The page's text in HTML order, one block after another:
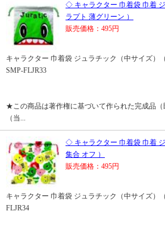
◇ キャラクター 巾着袋 巾着
ラプト 薄グリーン ）
販売価格：495円
キャラクター 巾着袋 ジュラチック（中サイズ）
SMP-FLJR33
★この商品は著作権に基づいて作られた完成品（
（当...
◇ キャラクター 巾着袋 巾着
集合 オフ ）
販売価格：495円
キャラクター 巾着袋 ジュラチック（中サイズ）
FLJR34